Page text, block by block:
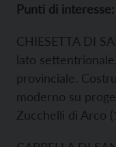
Punti di interesse:
CHIESETTA DI
lato
provinciale.
moderno su
Zucchelli di Arco